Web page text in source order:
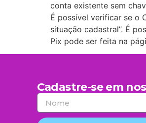
conta existente sem
É possível verificar se o
situação cadastral”. É
Pix pode ser feita na
Cadastre-se em